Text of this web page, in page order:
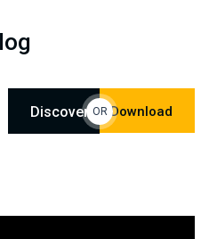
Download
OR
Discover